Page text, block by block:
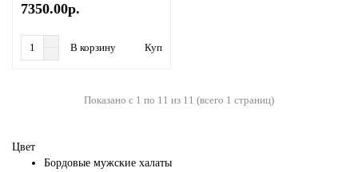
7350.00р.
В корзину Купить в 1 клик
Показано с 1 по 11 из 11 (всего 1 страниц)
Цвет
Бордовые мужские халаты